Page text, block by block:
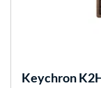
Keychron